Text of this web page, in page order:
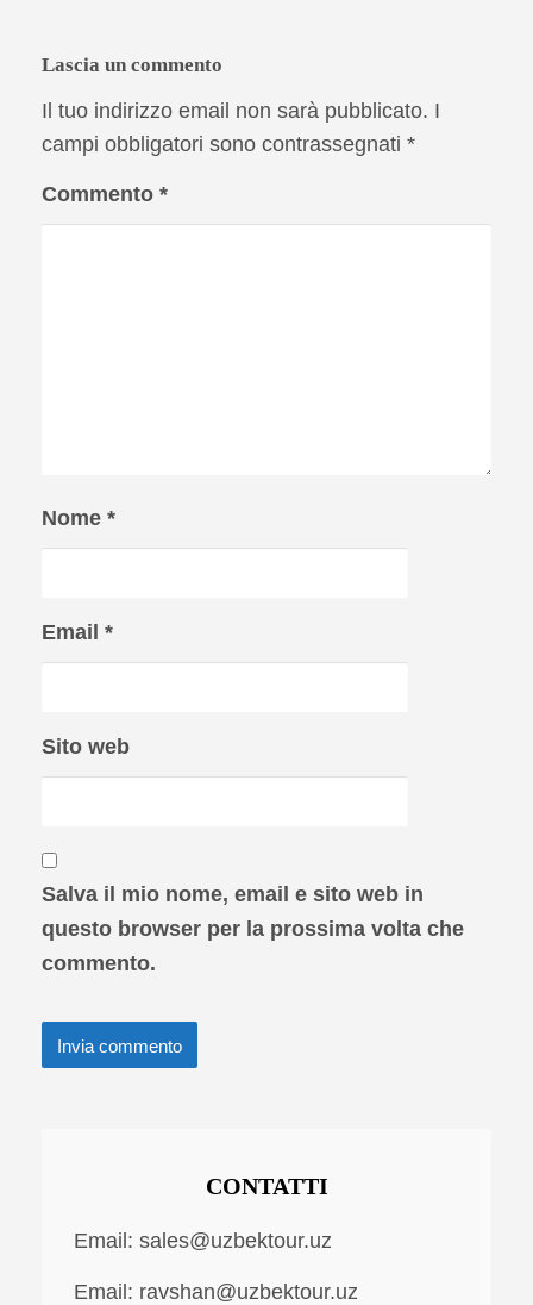
Lascia un commento
Il tuo indirizzo email non sarà pubblicato. I
campi obbligatori sono contrassegnati *
Commento *
Nome *
Email *
Sito web
Salva il mio nome, email e sito web in
questo browser per la prossima volta che
commento.
CONTATTI
Email: sales@uzbektour.uz
Email: ravshan@uzbektour.uz